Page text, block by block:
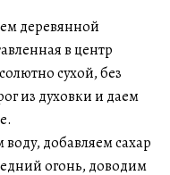
деревянной
в центр
сухой, без
из духовки и даем
добавляем сахар
огонь, доводим